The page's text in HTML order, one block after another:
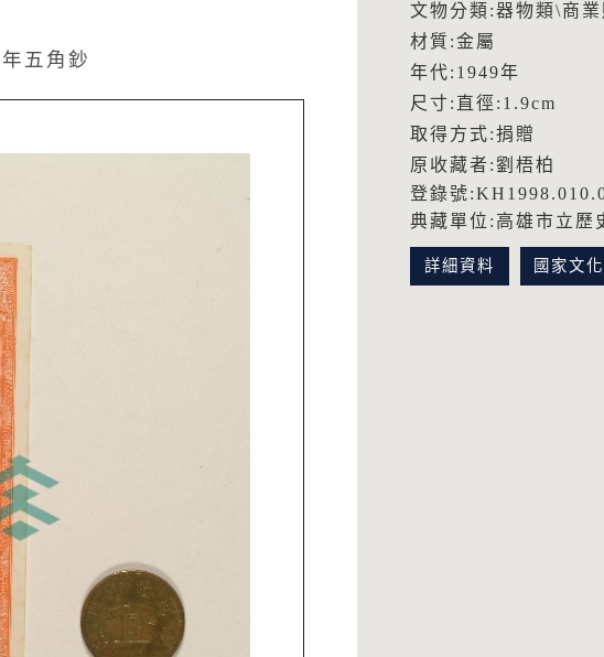
五角鈔
文物分類:器物類\商業
材質:金屬
年代:1949年
尺寸:直徑:1.9cm
取得方式:捐贈
原收藏者:劉梧柏
登錄號
典藏單位:高雄市立歷
詳細資料 國家文